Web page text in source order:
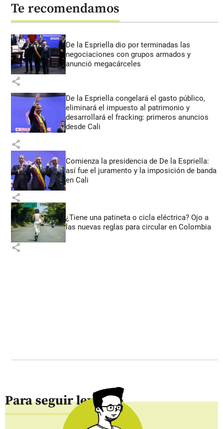
Te recomendamos
De la Espriella dio por terminadas las
negociaciones con grupos armados y
anunció megacárceles
share
De la Espriella congelará el gasto público,
eliminará el impuesto al patrimonio y
desarrollará el fracking: primeros anuncios
desde Cali
share
Comienza la presidencia de De la Espriella:
así fue el juramento y la imposición de banda
en Cali
share
¿Tiene una patineta o cicla eléctrica? Ojo a
las nuevas reglas para circular en Colombia
share
Para seguir leyendo